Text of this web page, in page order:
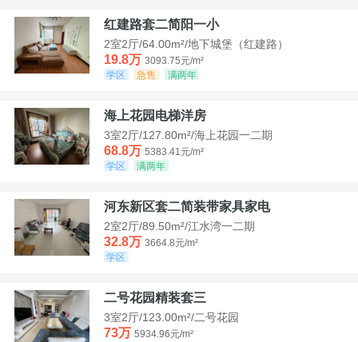
红建路套二简阳一小
2室2厅/64.00m²/地下城堡（红建路）
19.8万 3093.75元/m²
学区
急售 满两年
海上花园电梯洋房
3室2厅/127.80m²/海上花园一二期
68.8万 5383.41元/m²
学区
满两年
河东新区套二简装带家具家电
2室2厅/89.50m²/江水湾一二期
32.8万 3664.8元/m²
学区
二号花园精装套三
3室2厅/123.00m²/二号花园
73万 5934.96元/m²